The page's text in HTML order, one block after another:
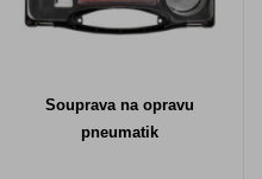
Souprava na opravu
pneumatik